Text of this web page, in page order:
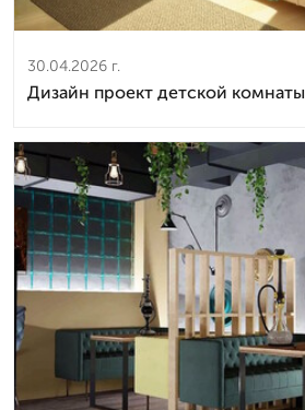
30.04.2026 г.
Дизайн проект детской комнаты